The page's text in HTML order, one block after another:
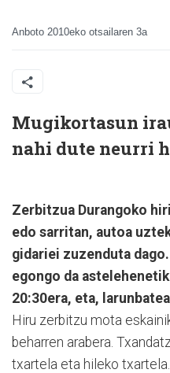
Anboto 2010eko otsailaren 3a
Mugikortasun
nahi dute neurri
Zerbitzua Durangoko
edo sarritan, autoa
gidariei zuzenduta
egongo da
20:30era, eta,
Hiru zerbitzu mota
beharren arabera.
txartela eta hileko